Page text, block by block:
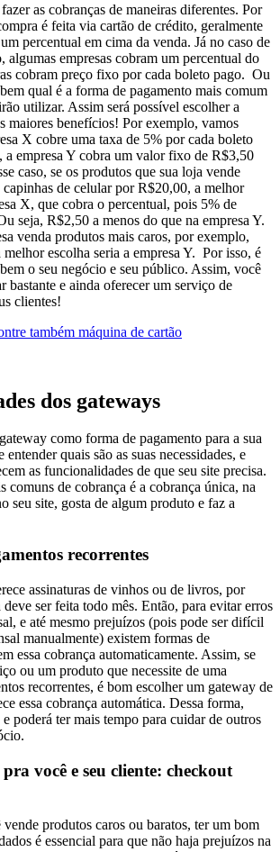
as cobranças de maneiras diferentes. Por
é feita via cartão de crédito, geralmente
percentual em cima da venda. Já no caso de
algumas empresas cobram um percentual do
cobram preço fixo por cada boleto pago. Ou
qual é a forma de pagamento mais comum
utilizar. Assim será possível escolher a
maiores benefícios! Por exemplo, vamos
X cobre uma taxa de 5% por cada boleto
a empresa Y cobra um valor fixo de R$3,50
caso, se os produtos que sua loja vende
de celular por R$20,00, a melhor
X, que cobra o percentual, pois 5% de
seja, R$2,50 a menos do que na empresa Y.
venda produtos mais caros, por exemplo,
escolha seria a empresa Y. Por isso, é
o seu negócio e seu público. Assim, você
bastante e ainda oferecer um serviço de
clientes!
também máquina de cartão
dos gateways
como forma de pagamento para a sua
entender quais são as suas necessidades, e
as funcionalidades de que seu site precisa.
comuns de cobrança é a cobrança única, na
seu site, gosta de algum produto e faz a
recorrentes
assinaturas de vinhos ou de livros, por
ser feita todo mês. Então, para evitar erros
e até mesmo prejuízos (pois pode ser difícil
manualmente) existem formas de
essa cobrança automaticamente. Assim, se
ou um produto que necessite de uma
recorrentes, é bom escolher um gateway de
essa cobrança automática. Dessa forma,
poderá ter mais tempo para cuidar de outros
você e seu cliente: checkout
produtos caros ou baratos, ter um bom
é essencial para que não haja prejuízos na